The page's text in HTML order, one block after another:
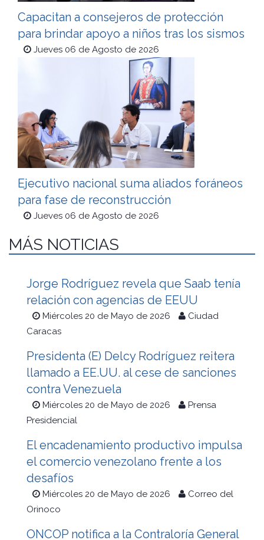
Capacitan a consejeros de protección
para brindar apoyo a niños tras los sismos
Jueves 06 de Agosto de 2026
Ejecutivo nacional suma aliados foráneos
para fase de reconstrucción
Jueves 06 de Agosto de 2026
MÁS NOTICIAS
Jorge Rodríguez revela que Saab tenía
relación con agencias de EEUU
Miércoles 20 de Mayo de 2026
Ciudad
Caracas
Presidenta (E) Delcy Rodríguez reitera
llamado a EE.UU. al cese de sanciones
contra Venezuela
Miércoles 20 de Mayo de 2026
Prensa
Presidencial
El encadenamiento productivo impulsa
el comercio venezolano frente a los
desafíos
Miércoles 20 de Mayo de 2026
Correo del
Orinoco
ONCOP notifica a la Contraloría General